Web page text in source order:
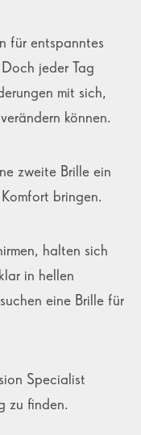
für entspanntes
jeder Tag
mit sich,
können.
zweite Brille ein
bringen.
halten sich
in hellen
eine Brille für
Specialist
zu finden.